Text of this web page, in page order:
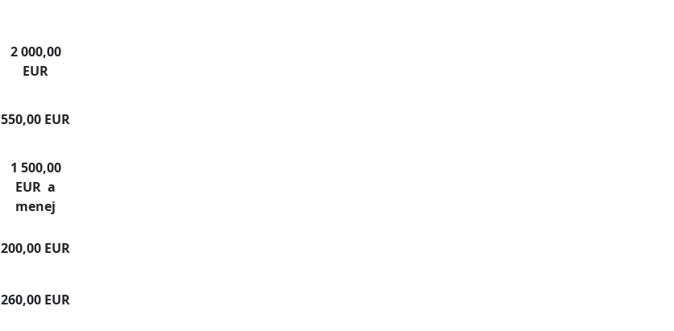
2 000,00
EUR
550,00 EUR
1 500,00
EUR a
menej
200,00 EUR
260,00 EUR